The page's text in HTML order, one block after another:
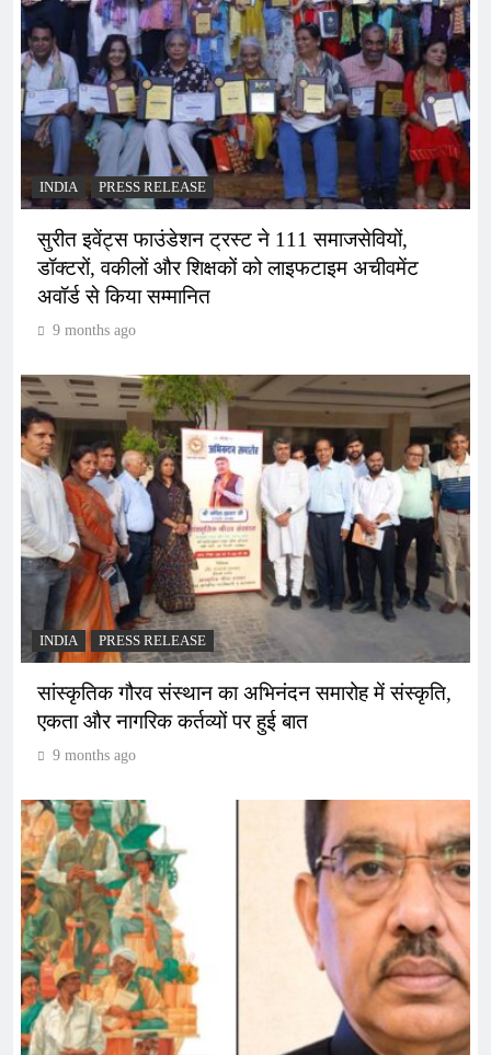
INDIA PRESS RELEASE
सुरीत इवेंट्स फाउंडेशन ट्रस्ट ने 111 समाजसेवियों,
डॉक्टरों, वकीलों और शिक्षकों को लाइफटाइम अचीवमेंट
अवॉर्ड से किया सम्मानित
9 months ago
INDIA PRESS RELEASE
सांस्कृतिक गौरव संस्थान का अभिनंदन समारोह में संस्कृति,
एकता और नागरिक कर्तव्यों पर हुई बात
9 months ago